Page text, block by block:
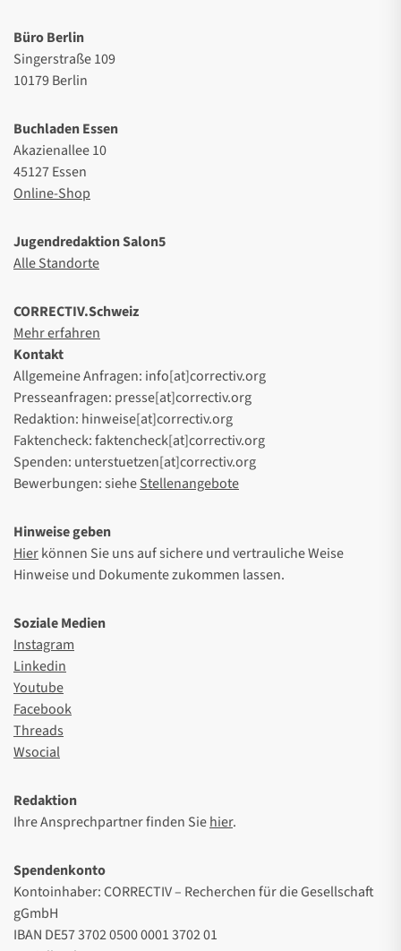
Büro Berlin
Singerstraße 109
10179 Berlin
Buchladen Essen
Akazienallee 10
45127 Essen
Online-Shop
Jugendredaktion Salon5
Alle Standorte
CORRECTIV.Schweiz
Mehr erfahren
Kontakt
Allgemeine Anfragen: info[at]correctiv.org
Presseanfragen: presse[at]correctiv.org
Redaktion: hinweise[at]correctiv.org
Faktencheck: faktencheck[at]correctiv.org
Spenden: unterstuetzen[at]correctiv.org
Bewerbungen: sieheStellenangebote
Hinweise geben
Hierkönnen Sie uns auf sichere und vertrauliche Weise
Hinweise und Dokumente zukommen lassen.
Soziale Medien
Instagram
Linkedin
Youtube
Facebook
Threads
Wsocial
Redaktion
Ihre Ansprechpartner finden Siehier.
Spendenkonto
Kontoinhaber: CORRECTIV – Recherchen für die Gesellschaft
gGmbH
IBAN DE57 3702 0500 0001 3702 01